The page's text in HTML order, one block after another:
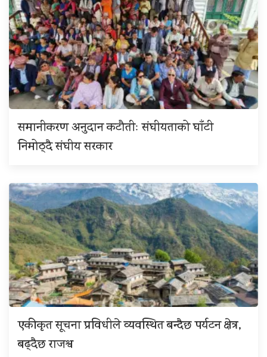
समानीकरण अनुदान कटौतीः संघीयताको घाँटी
निमोठ्दै संघीय सरकार
एकीकृत सूचना प्रविधीले व्यवस्थित बन्दैछ पर्यटन क्षेत्र,
बढ्दैछ राजश्व